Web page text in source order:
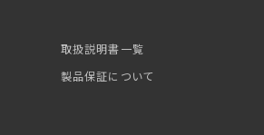
取扱説明書一覧
製品保証について